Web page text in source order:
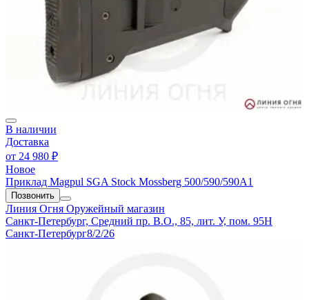
В наличии
Доставка
от 24 980 ₽
Новое
Приклад Magpul SGA Stock Mossberg 500/590/590A1
Позвонить
Линия Огня Оружейный магазин
Санкт-Петербург, Средний пр. В.О., 85, лит. У, пом. 95Н
Санкт-Петербург8/2/26